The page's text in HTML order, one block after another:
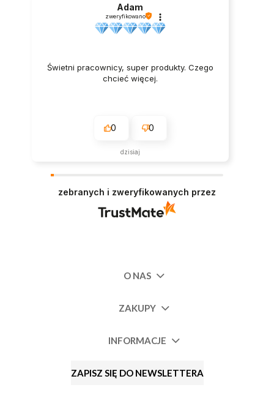
Adam
zweryfikowano
Świetni pracownicy, super produkty. Czego
chcieć więcej.
0 0
dzisiaj
zebranych i zweryfikowanych przez
O NAS
ZAKUPY
INFORMACJE
ZAPISZ SIĘ DO NEWSLETTERA